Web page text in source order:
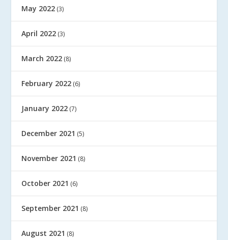
May 2022 (3)
April 2022 (3)
March 2022 (8)
February 2022 (6)
January 2022 (7)
December 2021 (5)
November 2021 (8)
October 2021 (6)
September 2021 (8)
August 2021 (8)